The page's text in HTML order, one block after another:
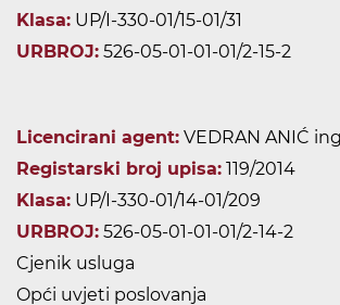
Klasa: UP/I-330-01/15-01/31
URBROJ: 526-05-01-01-01/2-15-2
Licencirani agent: VEDRAN ANIĆ
Registarski broj upisa: 119/2014
Klasa: UP/I-330-01/14-01/209
URBROJ: 526-05-01-01-01/2-14-2
Cjenik usluga
Opći uvjeti poslovanja